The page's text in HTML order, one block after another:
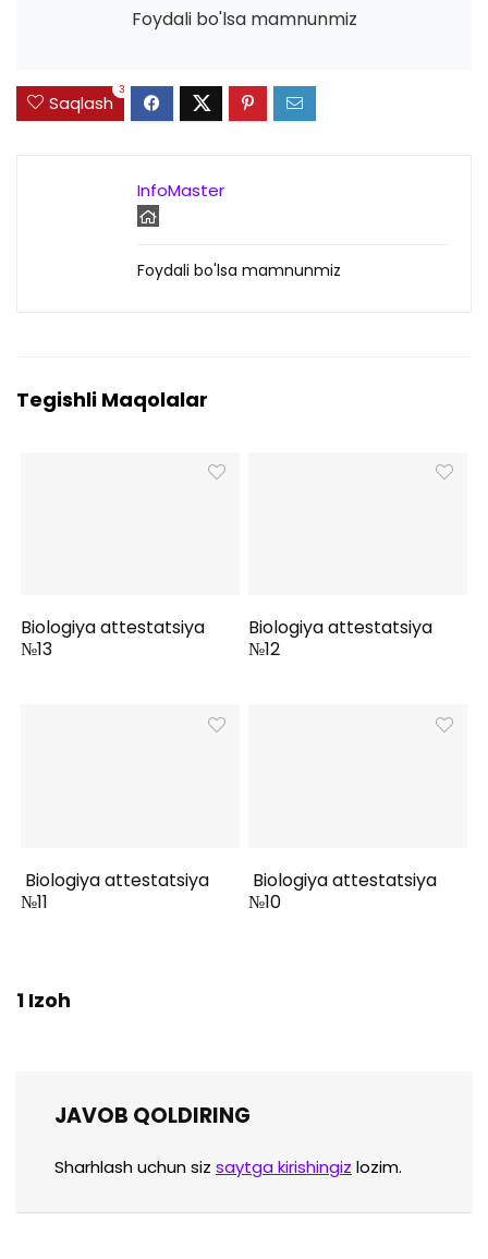
Foydali bo'lsa mamnunmiz
Saqlash
3
InfoMaster
Foydali bo'lsa mamnunmiz
Tegishli Maqolalar
Biologiya attestatsiya
№13
Biologiya attestatsiya
№12
Biologiya attestatsiya
№11
Biologiya attestatsiya
№10
1 Izoh
JAVOB QOLDIRING
Sharhlash uchun siz saytga kirishingiz lozim.